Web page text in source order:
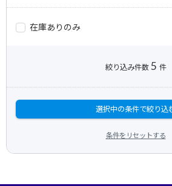
在庫ありのみ
絞り込み件数5 件
選択中の条件で絞り込
条件をリセットする